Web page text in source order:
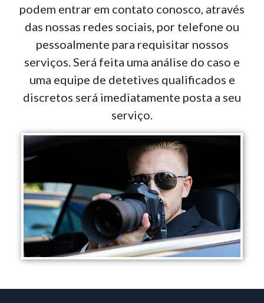
podem entrar em contato conosco, através
das nossas redes sociais, por telefone ou
pessoalmente para requisitar nossos
serviços. Será feita uma análise do caso e
uma equipe de detetives qualificados e
discretos será imediatamente posta a seu
serviço.